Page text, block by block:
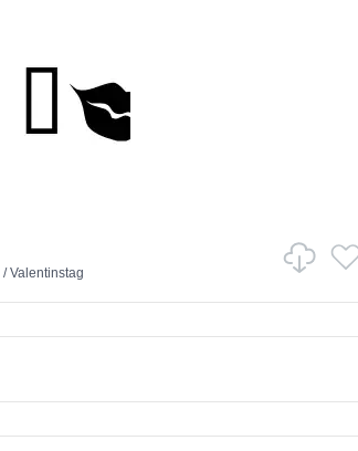
/Valentinstag